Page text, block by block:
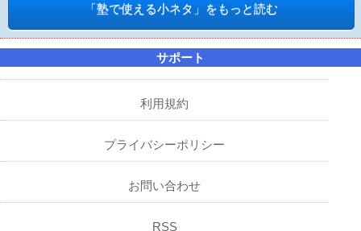
「塾で使える小ネタ」をもっと読む
サポート
利用規約
プライバシーポリシー
お問い合わせ
RSS